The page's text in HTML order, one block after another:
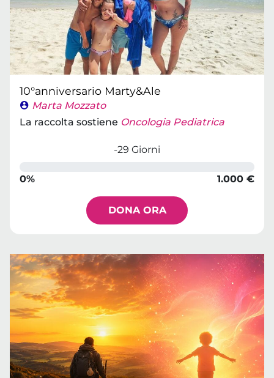
10°anniversario Marty&Ale
Marta Mozzato
La raccolta sostiene Oncologia Pediatrica
-29 Giorni
0% 1.000 €
DONA ORA